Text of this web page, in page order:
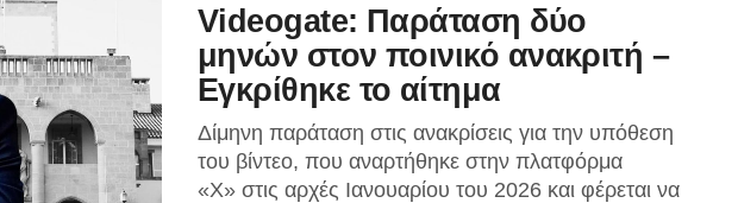
Videogate: Παράταση δύο
μηνών στον ποινικό ανακριτή –
Εγκρίθηκε το αίτημα
Δίμηνη παράταση στις ανακρίσεις για την υπόθεση
του βίντεο, που αναρτήθηκε στην πλατφόρμα
«Χ» στις αρχές Ιανουαρίου του 2026 και φέρεται να